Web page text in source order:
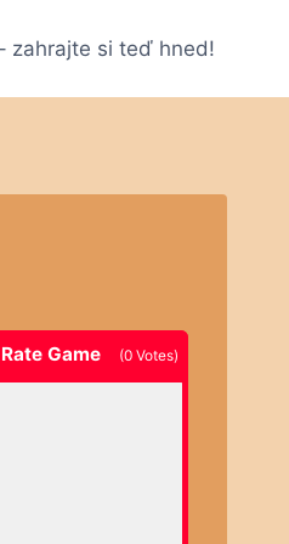
zahrajte si teď hned!
Rate Game (0 Votes)